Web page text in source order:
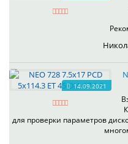
14.09.2021
для проверки параметров